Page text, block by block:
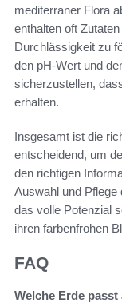
mediterraner Flora
enthalten oft
Durchlässigkeit zu
den pH-Wert und
sicherzustellen,
erhalten.
Insgesamt ist die
entscheidend, um
den richtigen
Auswahl und Pflege
das volle Potenzial
ihren farbenfrohen
FAQ
Welche Erde